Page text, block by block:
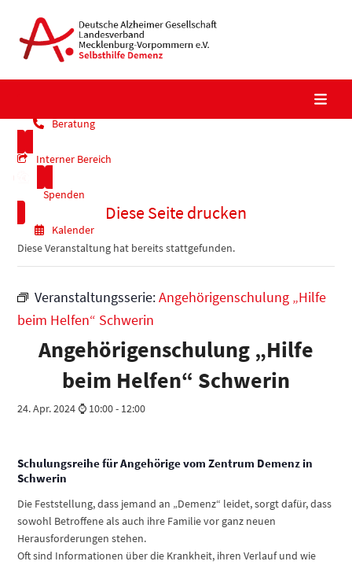
content
Beratung
Interner Bereich
Spenden
Kalender
Diese Seite drucken
Diese Veranstaltung hat bereits stattgefunden.
Veranstaltungsserie:Angehörigenschulung „Hilfe
beim Helfen“ Schwerin
Angehörigenschulung „Hilfe
beim Helfen“ Schwerin
24. Apr. 2024 ⌚ 10:00- 12:00
Schulungsreihe für Angehörige vom Zentrum Demenz in
Schwerin
Die Feststellung, dass jemand an „Demenz“ leidet, sorgt dafür, dass
sowohl Betroffene als auch ihre Familie vor ganz neuen
Herausforderungen stehen.
Oft sind Informationen über die Krankheit, ihren Verlauf und wie